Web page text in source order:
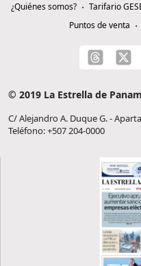
¿Quiénes somos? Tarifario
Puntos de venta
© 2019 La Estrella de
C/ Alejandro A. Duque G. -
Teléfono: +507 204-0000